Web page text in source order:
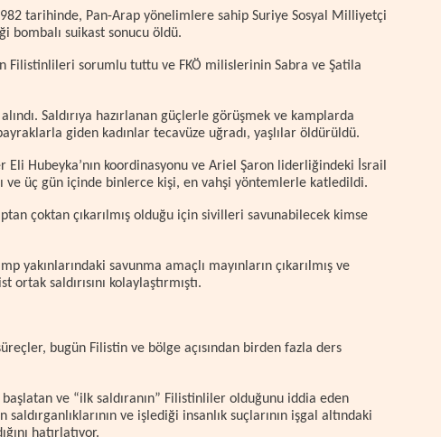
tarihinde, Pan-Arap yönelimlere sahip Suriye Sosyal Milliyetçi
bombalı suikast sonucu öldü.
Filistinlileri sorumlu tuttu ve FKÖ milislerinin Sabra ve Şatila
Saldırıya hazırlanan güçlerle görüşmek ve kamplarda
giden kadınlar tecavüze uğradı, yaşlılar öldürüldü.
Eli Hubeyka’nın koordinasyonu ve Ariel Şaron liderliğindeki İsrail
ve üç gün içinde binlerce kişi, en vahşi yöntemlerle katledildi.
çoktan çıkarılmış olduğu için sivilleri savunabilecek kimse
yakınlarındaki savunma amaçlı mayınların çıkarılmış ve
ortak saldırısını kolaylaştırmıştı.
bugün Filistin ve bölge açısından birden fazla ders
ve “ilk saldıranın” Filistinliler olduğunu iddia eden
ve işlediği insanlık suçlarının işgal altındaki
hatırlatıyor.